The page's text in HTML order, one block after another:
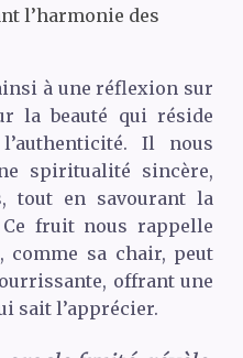
l’harmonie des
à une réflexion sur
la beauté qui réside
Il nous
spiritualité sincère,
tout en savourant la
Ce fruit nous rappelle
sa chair, peut
offrant une
sait l’apprécier.